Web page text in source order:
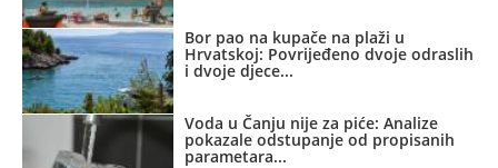
Bor pao na kupače na plaži u
Hrvatskoj: Povrijeđeno dvoje odraslih
i dvoje djece
Voda u Čanju nije za piće: Analize
pokazale odstupanje od propisanih
parametara